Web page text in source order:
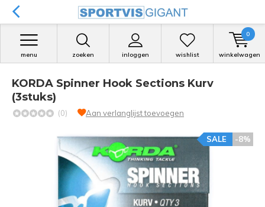
zoeken inloggen
menu wishlist winkelwagen
0
KORDA Spinner Hook Sections Kurv
(3stuks)
(0) Aan verlanglijst toevoegen
-8%
SALE